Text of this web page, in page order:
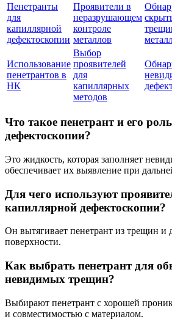
Пенетранты
для
капиллярной
дефектоскопии
Проявители в
неразрушающем
контроле
металлов
Использование
пенетрантов в
НК
Выбор
проявителей
для
капиллярных
методов
Что такое пенетрант и его
дефектоскопии?
Это жидкость, которая заполняет
обеспечивает их выявление при
Для чего используют
капиллярной дефектоскопии?
Он вытягивает пенетрант из трещин и
поверхности.
Как выбрать пенетрант для
невидимых трещин?
Выбирают пенетрант с хорошей
и совместимостью с материалом.